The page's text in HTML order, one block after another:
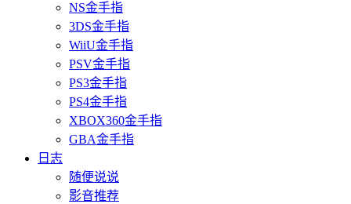
NS金手指
3DS金手指
WiiU金手指
PSV金手指
PS3金手指
PS4金手指
XBOX360金手指
GBA金手指
日志
随便说说
影音推荐